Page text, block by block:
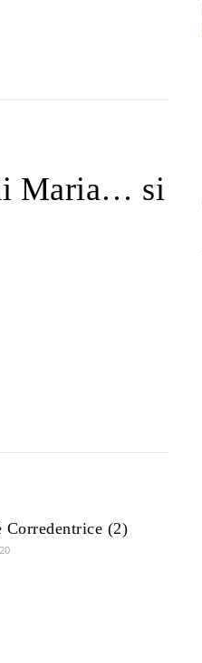
Maria… si
Corredentrice (2)